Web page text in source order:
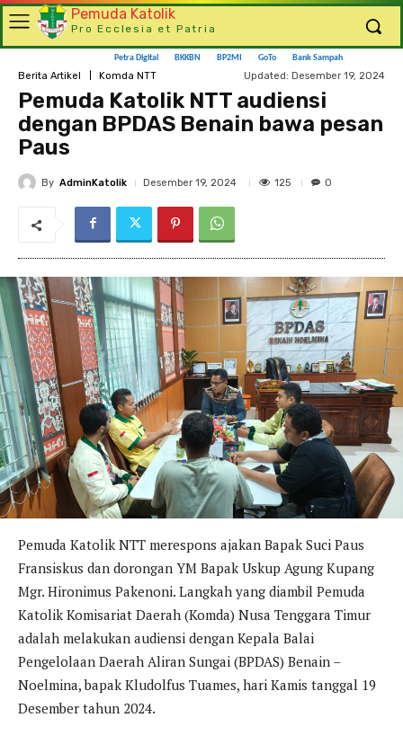
Pemuda Katolik
Pro Ecclesia et Patria
Petra Digital BKKBN BP2MI GoTo Bank Sampah
Berita Artikel Komda NTT Updated: Desember 19, 2024
Pemuda Katolik NTT audiensi
dengan BPDAS Benain bawa pesan
Paus
By AdminKatolik Desember 19, 2024 125 0
Pemuda Katolik NTT merespons ajakan Bapak Suci Paus
Fransiskus dan dorongan YM Bapak Uskup Agung Kupang
Mgr. Hironimus Pakenoni. Langkah yang diambil Pemuda
Katolik Komisariat Daerah (Komda) Nusa Tenggara Timur
adalah melakukan audiensi dengan Kepala Balai
Pengelolaan Daerah Aliran Sungai (BPDAS) Benain –
Noelmina, bapak Kludolfus Tuames, hari Kamis tanggal 19
Desember tahun 2024.